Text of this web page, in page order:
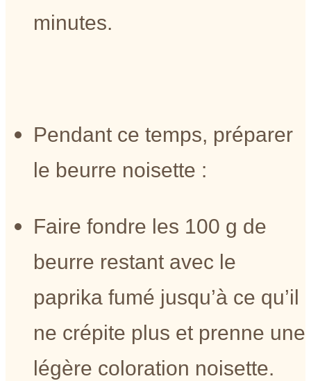
minutes.
Pendant ce temps, préparer
le beurre noisette :
Faire fondre les 100 g de
beurre restant avec le
paprika fumé jusqu’à ce qu’il
ne crépite plus et prenne une
légère coloration noisette.